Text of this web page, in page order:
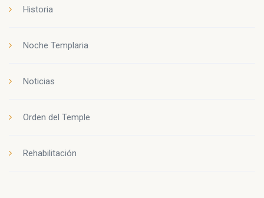
Historia
Noche Templaria
Noticias
Orden del Temple
Rehabilitación